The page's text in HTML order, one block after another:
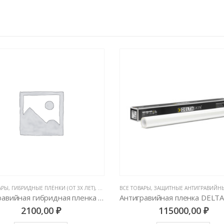
,ПОЛИУРЕТАНОВЫЕ ПЛЕНКИ PPF (5 ЛЕТ, НЕ ВИДНЫ НА КУЗОВЕ)
, ГИБРИДНЫЕ ПЛЁНКИ (ОТ 3Х ЛЕТ), ЗАЩИТНЫЕ АНТИГРАВИЙНЫЕ ПЛЕНКИ ДЛЯ
Антигравийная гибридная пленка Armotek Film 1,52м
2100,00 ₽
ВСЕ ТОВАРЫ, ЗАЩИТНЫЕ АНТИГРАВИЙНЫЕ ПЛЕНКИ ДЛЯ
115000,00 ₽